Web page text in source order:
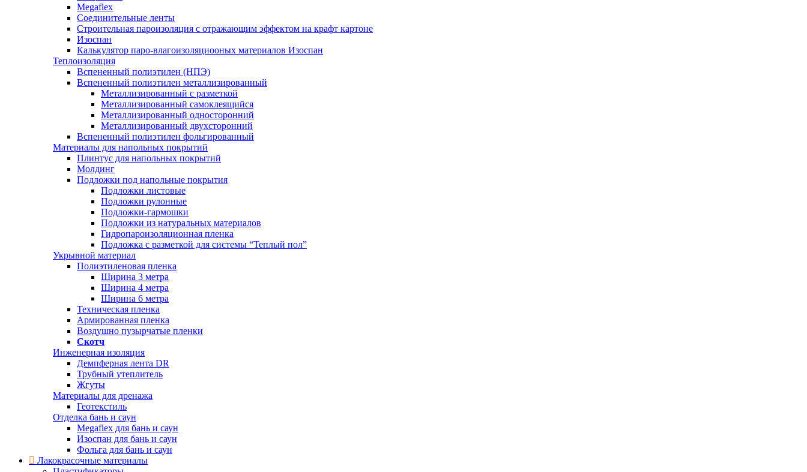
Megaflex
Соединительные ленты
Строительная пароизоляция с отражающим эффектом на крафт картоне
Изоспан
Калькулятор паро-влагоизоляциооных материалов Изоспан
Теплоизоляция
Вспененный полиэтилен (НПЭ)
Вспененный полиэтилен металлизированный
Металлизированный с разметкой
Металлизированный самоклеящийся
Металлизированный односторонний
Металлизированный двухсторонний
Вспененный полиэтилен фольгированный
Материалы для напольных покрытий
Плинтус для напольных покрытий
Молдинг
Подложки под напольные покрытия
Подложки листовые
Подложки рулонные
Подложки-гармошки
Подложки из натуральных материалов
Гидропароизоляционная пленка
Подложка с разметкой для системы “Теплый пол”
Укрывной материал
Полиэтиленовая пленка
Ширина 3 метра
Ширина 4 метра
Ширина 6 метра
Техническая пленка
Армированная пленка
Воздушно пузырчатые пленки
Скотч
Инженерная изоляция
Демпферная лента DR
Трубный утеплитель
Жгуты
Материалы для дренажа
Геотекстиль
Отделка бань и саун
Megaflex для бань и саун
Изоспан для бань и саун
Фольга для бань и саун
Лакокрасочные материалы